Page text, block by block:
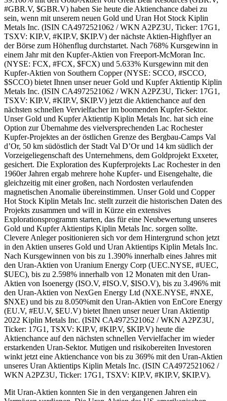
#GBR.V, $GBR.V) haben Sie heute die Aktienchance dabei zu
sein, wenn mit unserem neuen Gold und Uran Hot Stock Kiplin
Metals Inc. (ISIN CA4972521062 / WKN A2PZ3U, Ticker: 17G1,
TSXV: KIP.V, #KIP.V, $KIP.V) der nächste Aktien-Highflyer an
der Börse zum Höhenflug durchstartet. Nach 768% Kursgewinn in
einem Jahr mit den Kupfer-Aktien von Freeport-McMoran Inc.
(NYSE: FCX, #FCX, $FCX) und 5.633% Kursgewinn mit den
Kupfer-Aktien von Southern Copper (NYSE: SCCO, #SCCO,
$SCCO) bietet Ihnen unser neuer Gold und Kupfer Aktientip Kiplin
Metals Inc. (ISIN CA4972521062 / WKN A2PZ3U, Ticker: 17G1,
TSXV: KIP.V, #KIP.V, $KIP.V) jetzt die Aktienchance auf den
nächsten schnellen Vervielfacher im boomenden Kupfer-Sektor.
Unser Gold und Kupfer Aktientip Kiplin Metals Inc. hat sich eine
Option zur Übernahme des vielversprechenden Lac Rochester
Kupfer-Projektes an der östlichen Grenze des Bergbau-Camps Val
d’Or, 50 km südöstlich der Stadt Val D’Or und 14 km südlich der
Vorzeigeliegenschaft des Unternehmens, dem Goldprojekt Exxeter,
gesichert. Die Exploration des Kupferprojekts Lac Rochester in den
1960er Jahren ergab mehrere hohe Kupfer- und Eisengehalte, die
gleichzeitig mit einer großen, nach Nordosten verlaufenden
magnetischen Anomalie übereinstimmen. Unser Gold und Copper
Hot Stock Kiplin Metals Inc. stellt zurzeit die historischen Daten des
Projekts zusammen und will in Kürze ein extensives
Explorationsprogramm starten, das für eine Neubewertung unseres
Gold und Kupfer Aktientips Kiplin Metals Inc. sorgen sollte.
Clevere Anleger positionieren sich vor dem Hintergrund schon jetzt
in den Aktien unseres Gold und Uran Aktientips Kiplin Metals Inc.
Nach Kursgewinnen von bis zu 1.390% innerhalb eines Jahres mit
den Uran-Aktien von Uranium Energy Corp (UEC.NYSE, #UEC,
$UEC), bis zu 2.598% innerhalb von 12 Monaten mit den Uran-
Aktien von Isoenergy (ISO.V, #ISO.V, $ISO.V), bis zu 3.496% mit
den Uran-Aktien von NexGen Energy Ltd (NXE.NYSE, #NXE,
$NXE) und bis zu 8.050%mit den Uran-Aktien von EnCore Energy
(EU.V, #EU.V, $EU.V) bietet Ihnen unser neuer Uran Aktientip
2022 Kiplin Metals Inc. (ISIN CA4972521062 / WKN A2PZ3U,
Ticker: 17G1, TSXV: KIP.V, #KIP.V, $KIP.V) heute die
Aktienchance auf den nächsten schnellen Vervielfacher im wieder
erstarkenden Uran-Sektor. Mutigen und risikobereiten Investoren
winkt jetzt eine Aktienchance von bis zu 369% mit den Uran-Aktien
unseres Uran Aktientips Kiplin Metals Inc. (ISIN CA4972521062 /
WKN A2PZ3U, Ticker: 17G1, TSXV: KIP.V, #KIP.V, $KIP.V).
Mit Uran-Aktien konnten Sie in den vergangenen Jahren ein